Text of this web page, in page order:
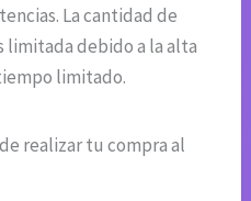
La cantidad de
limitada debido a la alta
limitado.
realizar tu compra al